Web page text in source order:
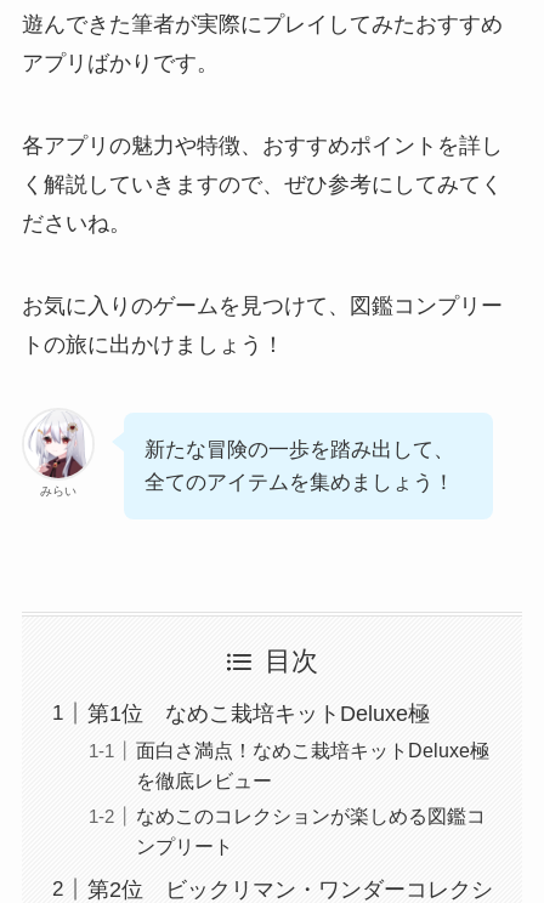
遊んできた筆者が実際にプレイしてみたおすすめ
アプリばかりです。
各アプリの魅力や特徴、おすすめポイントを詳し
く解説していきますので、ぜひ参考にしてみてく
ださいね。
お気に入りのゲームを見つけて、図鑑コンプリー
トの旅に出かけましょう！
みらい
新たな冒険の一歩を踏み出して、
全てのアイテムを集めましょう！
目次
第1位 なめこ栽培キットDeluxe極
面白さ満点！なめこ栽培キットDeluxe極
を徹底レビュー
なめこのコレクションが楽しめる図鑑コ
ンプリート
第2位 ビックリマン・ワンダーコレクシ